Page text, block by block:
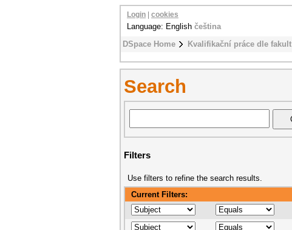
DSpace Home Kvalifikační práce dle fakult
Login cookies
Language: English čeština
Search
Filters
Use filters to refine the search results.
Current Filters: